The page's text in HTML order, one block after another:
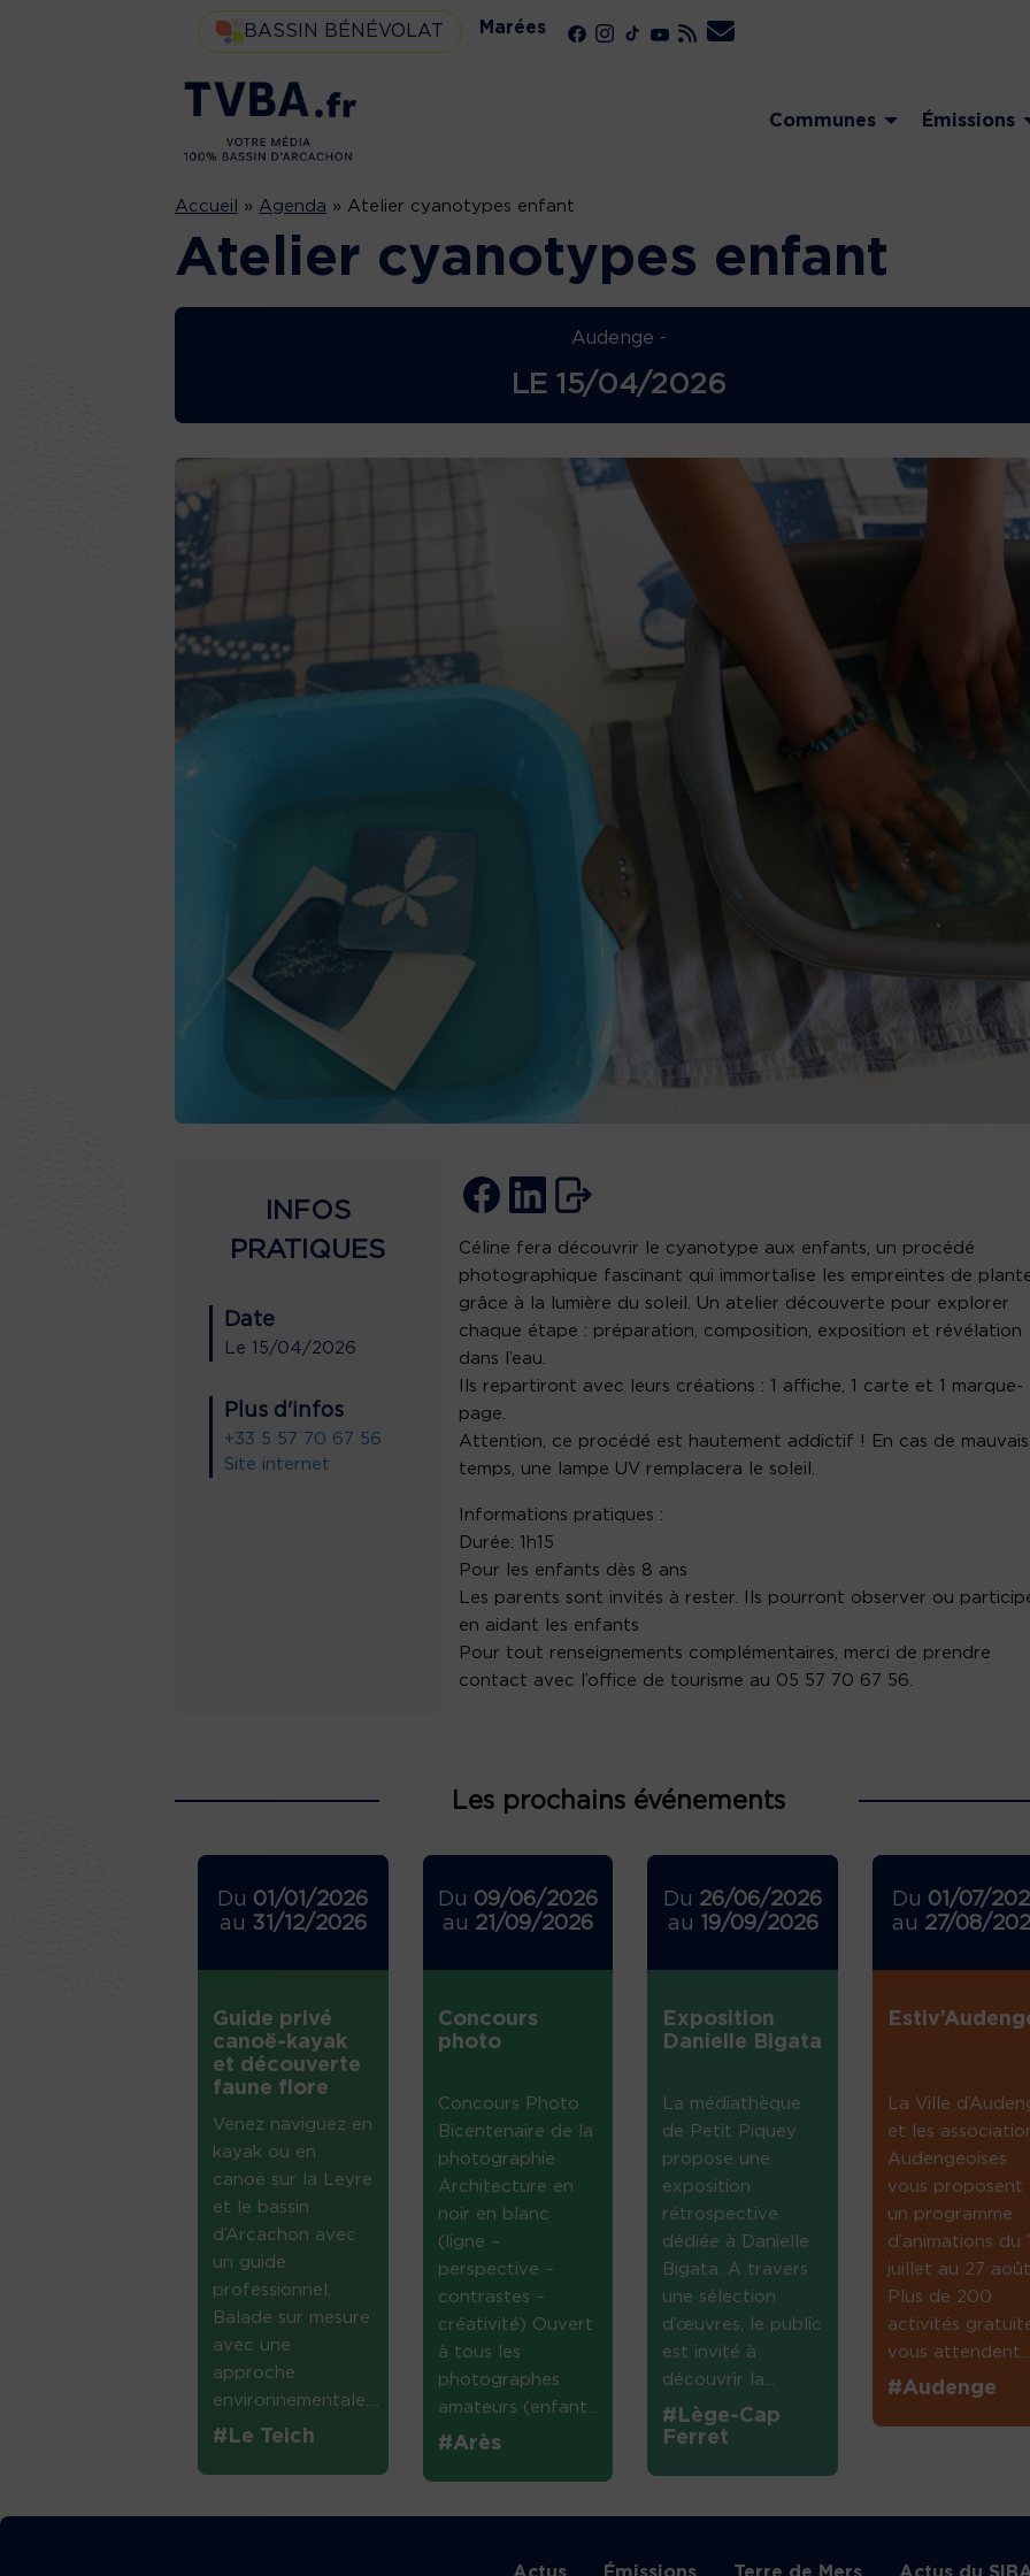
BASSIN BÉNÉVOLAT Marées
Communes Émissions
Accueil » Agenda » Atelier cyanotypes enfant
Atelier cyanotypes enfant
Audenge -
LE 15/04/2026
INFOS
PRATIQUES
Date
Le 15/04/2026
Plus d'infos
+33 5 57 70 67 56
Site internet
Céline fera découvrir le cyanotype aux enfants, un procédé
photographique fascinant qui immortalise les empreintes de
grâce à la lumière du soleil. Un atelier découverte pour explorer
chaque étape : préparation, composition, exposition et révélation
dans l’eau.
Ils repartiront avec leurs créations : 1 affiche, 1 carte et 1 marque-
page.
Attention, ce procédé est hautement addictif ! En cas de mauvais
temps, une lampe UV remplacera le soleil.
Informations pratiques :
Durée: 1h15
Pour les enfants dès 8 ans
Les parents sont invités à rester. Ils pourront observer ou
en aidant les enfants
Pour tout renseignements complémentaires, merci de prendre
contact avec l’office de tourisme au 05 57 70 67 56.
Les prochains événements
Du 01/01/2026
au 31/12/2026
Guide privé
canoë-kayak
et découverte
faune flore
Venez naviguez en
kayak ou en
canoë sur la Leyre
et le bassin
d’Arcachon avec
un guide
professionnel.
Balade sur mesure
avec une
approche
environnementale....
#Le Teich
Du 09/06/2026
au 21/09/2026
Concours
photo
Concours Photo
Bicentenaire de la
photographie
Architecture en
noir en blanc
(ligne –
perspective –
contrastes –
créativité) Ouvert
à tous les
photographes
amateurs (enfant...
#Arès
Du 26/06/2026
au 19/09/2026
Exposition
Danielle Bigata
La médiathèque
de Petit Piquey
propose une
exposition
rétrospective
dédiée à Danielle
Bigata. A travers
une sélection
d’œuvres, le public
est invité à
découvrir la...
#Lège-Cap
Ferret
Du 01/07/
au 27/08/
La Ville
et les
Audengeoises
vous proposent
un programme
d’animations du
juillet au 27
Plus de 200
activités
vous
#Audenge